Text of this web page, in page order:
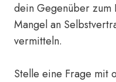
dein Gegenüber zum
Mangel an
vermitteln.
Stelle eine Frage mit